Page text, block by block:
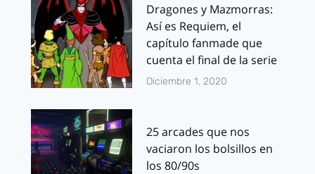
Dragones y Mazmorras:
Así es Requiem, el
capítulo fanmade que
cuenta el final de la serie
Diciembre 1, 2020
25 arcades que nos
vaciaron los bolsillos en
los 80/90s